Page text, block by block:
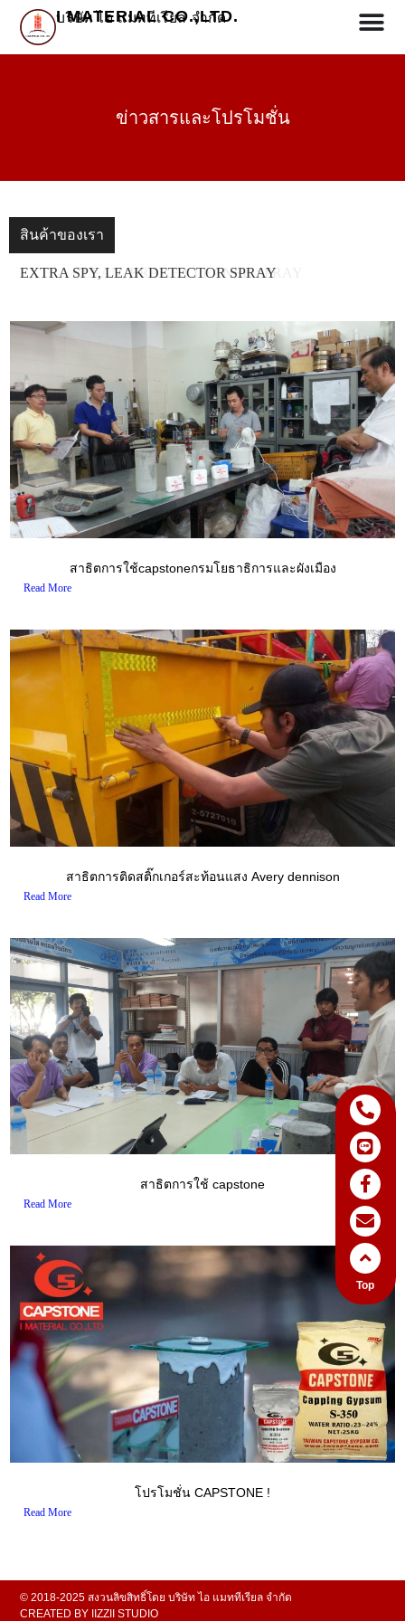
I MATERIAL CO.,LTD.
บริษัท ไอ แมททีเรียล จำกัด
ข่าวสารและโปรโมชั่น
สินค้าของเรา
EXTRA CLEAN, BRAKE CLEANER SPRAY
EXTRA SPY, LEAK DETECTOR SPRAY
สาธิตการใช้capstoneกรมโยธาธิการและผังเมือง
Read More
สาธิตการติดสติ๊กเกอร์สะท้อนแสง Avery dennison
Read More
สาธิตการใช้ capstone
Read More
โปรโมชั่น CAPSTONE !
Read More
© 2018-2025 สงวนลิขสิทธิ์โดย บริษัท ไอ แมททีเรียล จำกัด
CREATED BY IIZZII STUDIO
Top